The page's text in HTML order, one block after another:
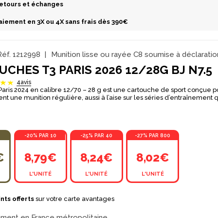
et échanges
en 3X ou 4X sans frais dès 390€
1212998 Munition lisse ou rayée C8 soumise à
T3 PARIS 2026 12/28G BJ N7.5
4avis
2024 en calibre 12/70 – 28 g est une cartouche de sport conçue
une munition régulière, aussi à l’aise sur les séries d’entraînement
en compétition. Son ADN est clairement orienté performance :
à obtenir des gerbes compactes et homogènes, en conservant une
sur les longues séances.
-20% PAR 10
8,79€
L'UNITÉ
-25% PAR 40
8,24€
L'UNITÉ
-27% PAR 800
8,02€
L'UNITÉ
offerts sur votre carte avantages